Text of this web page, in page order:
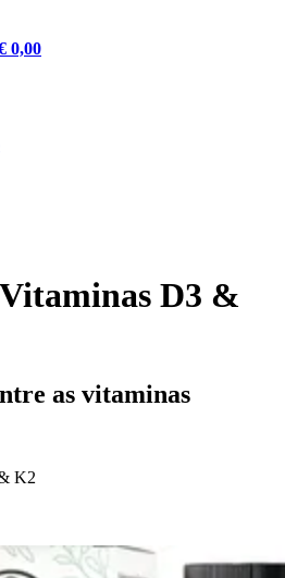
0,00
Vitaminas D3 &
as vitaminas
K2